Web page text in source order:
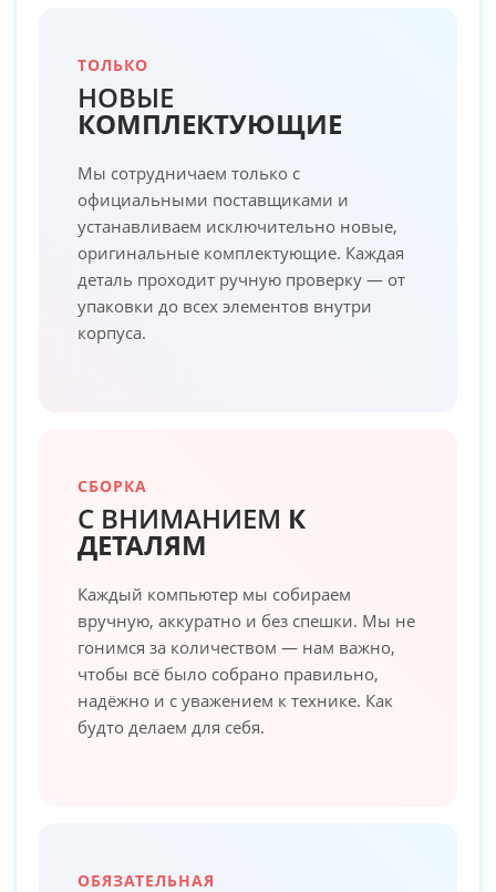
ТОЛЬКО
НОВЫЕ
КОМПЛЕКТУЮЩИЕ
Мы сотрудничаем только с
официальными поставщиками и
устанавливаем исключительно новые,
оригинальные комплектующие. Каждая
деталь проходит ручную проверку — от
упаковки до всех элементов внутри
корпуса.
СБОРКА
С ВНИМАНИЕМ К
ДЕТАЛЯМ
Каждый компьютер мы собираем
вручную, аккуратно и без спешки. Мы не
гонимся за количеством — нам важно,
чтобы всё было собрано правильно,
надёжно и с уважением к технике. Как
будто делаем для себя.
ОБЯЗАТЕЛЬНАЯ